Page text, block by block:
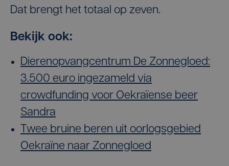
Dat brengt het totaal op zeven.
Bekijk ook:
Dierenopvangcentrum De Zonnegloed:
3.500 euro ingezameld via
crowdfunding voor Oekraïense beer
Sandra
Twee bruine beren uit oorlogsgebied
Oekraïne naar Zonnegloed